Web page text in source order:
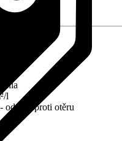
síla
l
odolné proti otěru